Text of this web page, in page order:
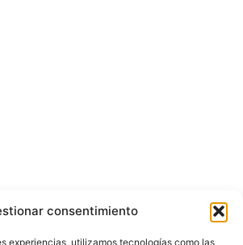
consentimiento
experiencias, utilizamos tecnologías como las